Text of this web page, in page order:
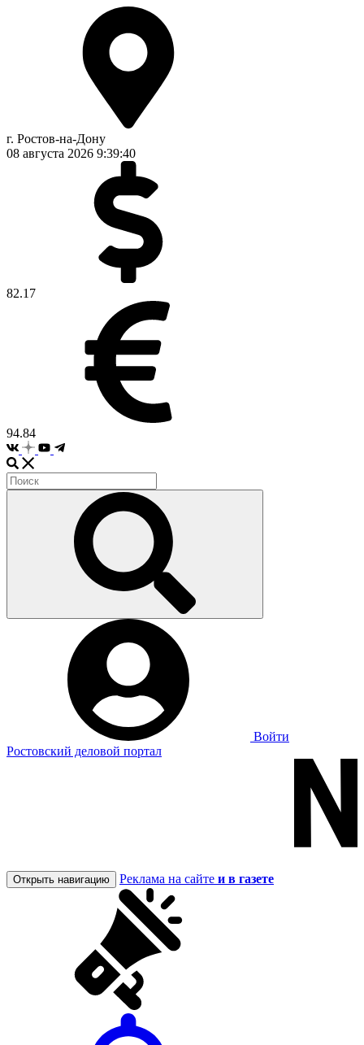
г. Ростов-на-Дону
08 августа 2026 9:39:40
82.17
94.84
Войти
Ростовский деловой портал
Открыть навигацию Реклама на сайте и в газете